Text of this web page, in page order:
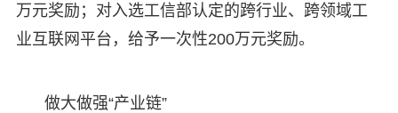
万元奖励；对入选工信部认定的跨行业、跨领域工
业互联网平台，给予一次性200万元奖励。
做大做强“产业链”